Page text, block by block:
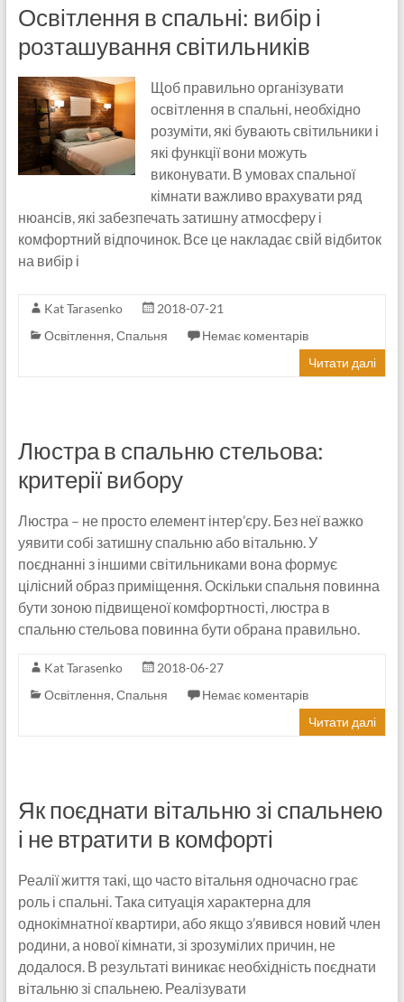
Освітлення в спальні: вибір і
розташування світильників
Щоб правильно організувати
освітлення в спальні, необхідно
розуміти, які бувають світильники і
які функції вони можуть
виконувати. В умовах спальної
кімнати важливо врахувати ряд
нюансів, які забезпечать затишну атмосферу і
комфортний відпочинок. Все це накладає свій відбиток
на вибір і
Kat Tarasenko
2018-07-21
Освітлення, Спальня
Немає коментарів
Читати далі
Люстра в спальню стельова:
критерії вибору
Люстра – не просто елемент інтер’єру. Без неї важко
уявити собі затишну спальню або вітальню. У
поєднанні з іншими світильниками вона формує
цілісний образ приміщення. Оскільки спальня повинна
бути зоною підвищеної комфортності, люстра в
спальню стельова повинна бути обрана правильно.
Kat Tarasenko
2018-06-27
Освітлення, Спальня
Немає коментарів
Читати далі
Як поєднати вітальню зі спальнею
і не втратити в комфорті
Реалії життя такі, що часто вітальня одночасно грає
роль і спальні. Така ситуація характерна для
однокімнатної квартири, або якщо з’явився новий член
родини, а нової кімнати, зі зрозумілих причин, не
додалося. В результаті виникає необхідність поєднати
вітальню зі спальнею. Реалізувати